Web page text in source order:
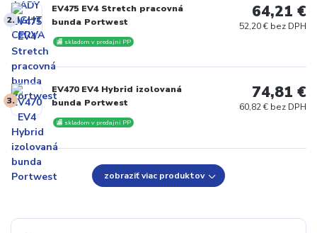
2.
EV475 EV4 Stretch pracovná
bunda Portwest
🏬 skladom v predajni PP
64,21 €
52,20 € bez DPH
3.
EV470 EV4 Hybrid izolovaná
bunda Portwest
🏬 skladom v predajni PP
74,81 €
60,82 € bez DPH
zobraziť viac produktov